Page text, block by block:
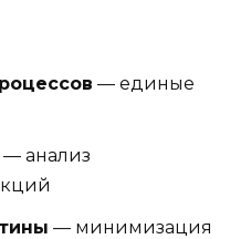
— единые
— анализ
— минимизация